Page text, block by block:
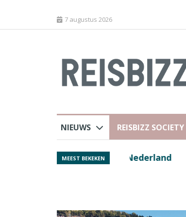
7 augustus 2026
NIEUWS REISBIZZ SOCIETY
MEEST BEKEKEN
Spaans